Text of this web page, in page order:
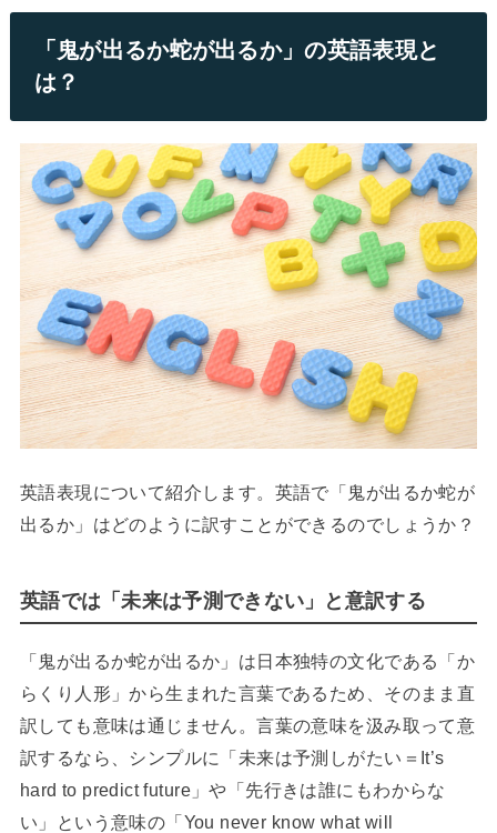
「鬼が出るか蛇が出るか」の英語表現と
は？
英語表現について紹介します。英語で「鬼が出るか蛇が
出るか」はどのように訳すことができるのでしょうか？
英語では「未来は予測できない」と意訳する
「鬼が出るか蛇が出るか」は日本独特の文化である「か
らくり人形」から生まれた言葉であるため、そのまま直
訳しても意味は通じません。言葉の意味を汲み取って意
訳するなら、シンプルに「未来は予測しがたい＝It’s
hard to predict future」や「先行きは誰にもわからな
い」という意味の「You never know what will